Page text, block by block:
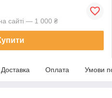
сайті — 1 000 ₴
Доставка Оплата Умови